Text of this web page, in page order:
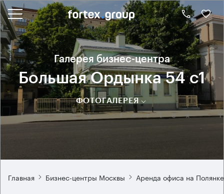
Галерея бизнес-центра
Большая Ордынка 54 с1
ФОТОГАЛЕРЕЯ
Главная Бизнес-центры Москвы Аренда офиса на Полянке